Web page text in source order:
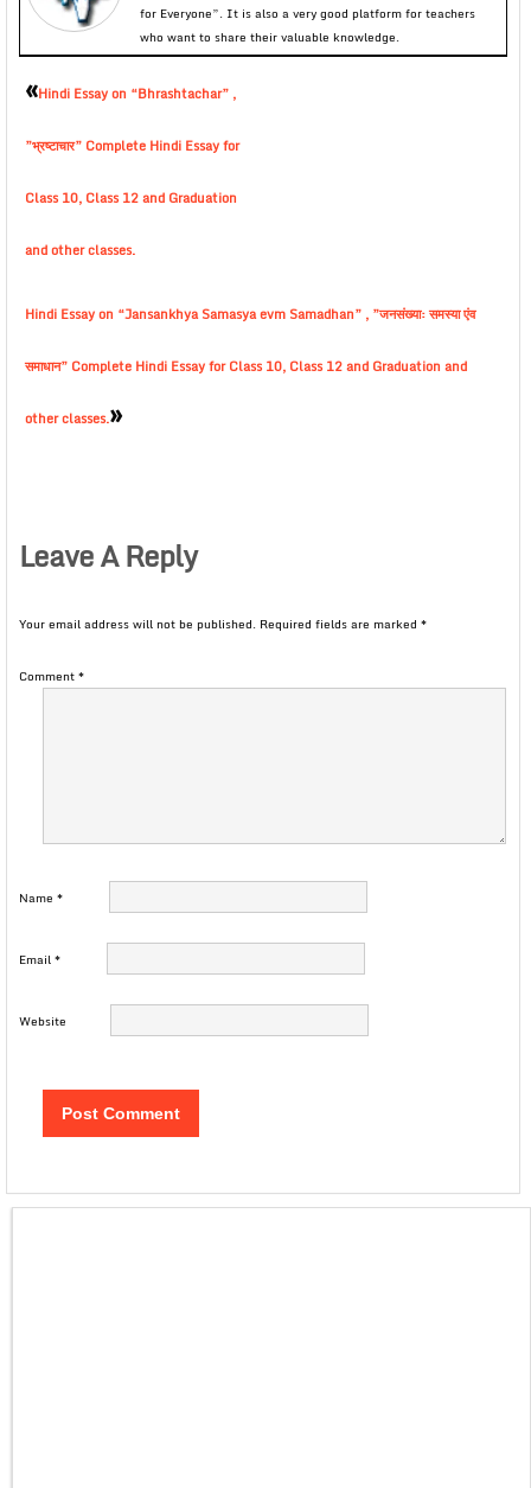
for Everyone”. It is also a very good platform for teachers
who want to share their valuable knowledge.
«Hindi Essay on “Bhrashtachar” ,
”भ्रष्टाचार” Complete Hindi Essay for
Class 10, Class 12 and Graduation
and other classes.
Hindi Essay on “Jansankhya Samasya evm Samadhan” , ”जनसंख्या: समस्या एंव
समाधान” Complete Hindi Essay for Class 10, Class 12 and Graduation and
other classes.»
Leave A Reply
Your email address will not be published. Required fields are marked *
Comment*
Name *
Email*
Website